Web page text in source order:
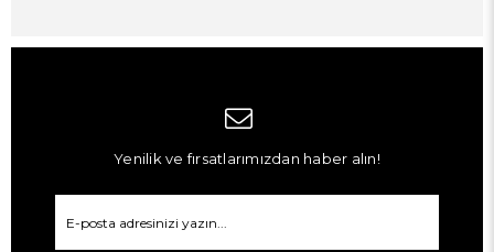
Yenilik ve fırsatlarımızdan haber alın!